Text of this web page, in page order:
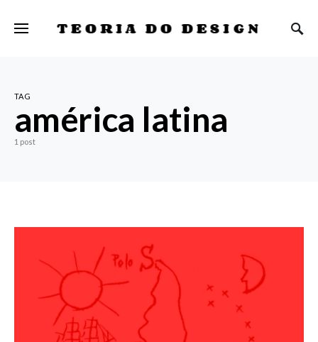
TEORIA DO DESIGN
TAG
américa latina
1 post